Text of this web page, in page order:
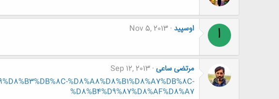
ا اوسپید Nov 5, 2013
مرتضی ساعی Sep 12, 2013
%D8%A8%D8%B1%D8%A7%DB%8C-
%D8%B4%D9%87%D8%AF%D8%A7